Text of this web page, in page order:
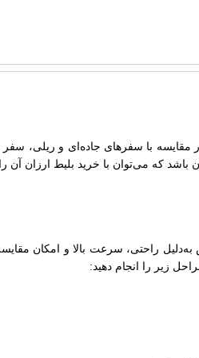
مقایسه با سفرهای جاده‌ای و ریلی،
که می‌توان با خرید بلیط ارزان آن
راحتی، سرعت بالا و امکان مقایسه
زیر را انجام دهید: